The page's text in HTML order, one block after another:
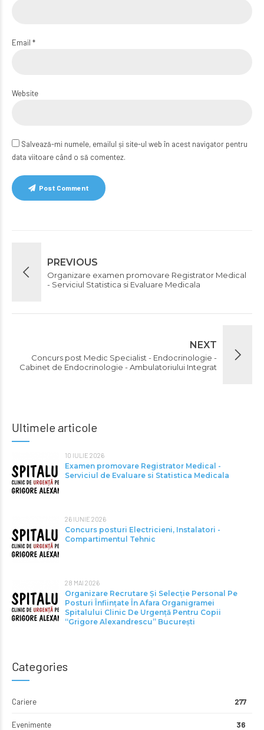
Email *
Website
Salvează-mi numele, emailul și site-ul web în acest navigator pentru
data viitoare când o să comentez.
Post Comment
PREVIOUS
Organizare examen promovare Registrator Medical
- Serviciul Statistica si Evaluare Medicala
NEXT
Concurs post Medic Specialist - Endocrinologie -
Cabinet de Endocrinologie - Ambulatoriului Integrat
Ultimele articole
10 IULIE 2026
Examen promovare Registrator Medical -
Serviciul de Evaluare si Statistica Medicala
26 IUNIE 2026
Concurs posturi Electricieni, Instalatori -
Compartimentul Tehnic
28 MAI 2026
Organizare Recrutare Și Selecție Personal Pe
Posturi Înființate În Afara Organigramei
Spitalului Clinic De Urgență Pentru Copii
“Grigore Alexandrescu” Bucureşti
Categories
Cariere 277
Evenimente 36